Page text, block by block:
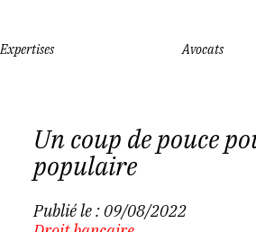
Expertises Avocats
Un coup de pouce
populaire
Publié le :09/08/2022